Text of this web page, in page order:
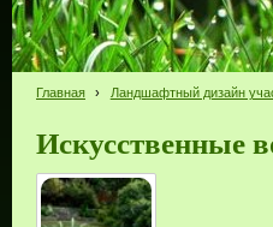
Главная › Ландшафтный дизайн
Искусственные